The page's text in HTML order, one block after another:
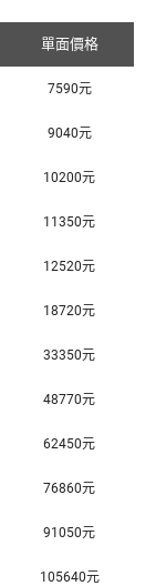
單面價格
7590元
9040元
10200元
11350元
12520元
18720元
33350元
48770元
62450元
76860元
91050元
105640元